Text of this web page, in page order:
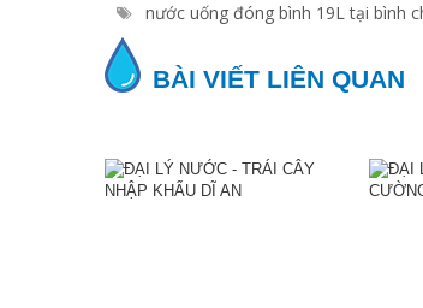
nước uống đóng bình 19L tại bình
BÀI VIẾT LIÊN QUAN